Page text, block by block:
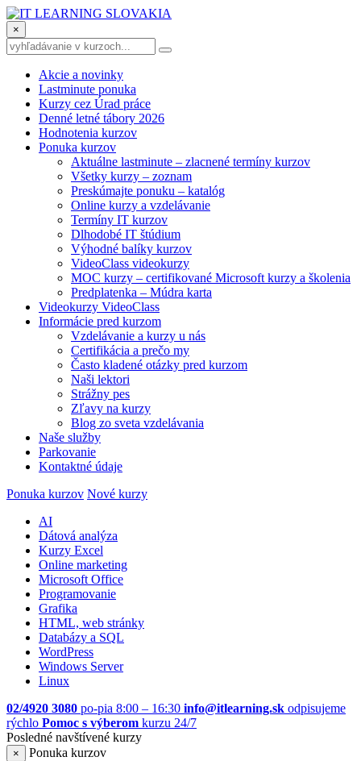
×
Akcie a novinky
Lastminute ponuka
Kurzy cez Úrad práce
Denné letné tábory 2026
Hodnotenia kurzov
Ponuka kurzov
Aktuálne lastminute – zlacnené termíny kurzov
Všetky kurzy – zoznam
Preskúmajte ponuku – katalóg
Online kurzy a vzdelávanie
Termíny IT kurzov
Dlhodobé IT štúdium
Výhodné balíky kurzov
VideoClass videokurzy
MOC kurzy – certifikované Microsoft kurzy a školenia
Predplatenka – Múdra karta
Videokurzy VideoClass
Informácie pred kurzom
Vzdelávanie a kurzy u nás
Certifikácia a prečo my
Často kladené otázky pred kurzom
Naši lektori
Strážny pes
Zľavy na kurzy
Blog zo sveta vzdelávania
Naše služby
Parkovanie
Kontaktné údaje
Ponuka kurzov Nové kurzy
AI
Dátová analýza
Kurzy Excel
Online marketing
Microsoft Office
Programovanie
Grafika
HTML, web stránky
Databázy a SQL
WordPress
Windows Server
Linux
02/4920 3080 po-pia 8:00 – 16:30 info@itlearning.sk odpisujeme
rýchlo Pomoc s výberom kurzu 24/7
Posledné navštívené kurzy
×
Ponuka kurzov